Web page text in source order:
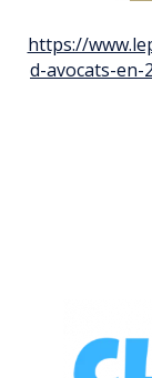
https://
d-avocats-